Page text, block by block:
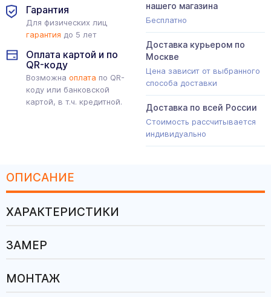
Гарантия
Для физических лиц
гарантия до 5 лет
Оплата картой и по
QR-коду
Возможна оплата по QR-
коду или банковской
картой, в т.ч. кредитной.
нашего магазина
Бесплатно
Доставка курьером по
Москве
Цена зависит от выбранного
способа доставки
Доставка по всей России
Стоимость рассчитывается
индивидуально
ОПИСАНИЕ
ХАРАКТЕРИСТИКИ
ЗАМЕР
МОНТАЖ